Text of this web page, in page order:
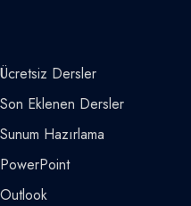
Ücretsiz Dersler
Son Eklenen Dersler
Sunum Hazırlama
PowerPoint
Outlook